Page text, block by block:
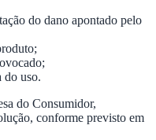
do dano apontado pelo
do uso.
do Consumidor,
conforme previsto em